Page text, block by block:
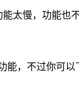
太慢，功能也
，不过你可以